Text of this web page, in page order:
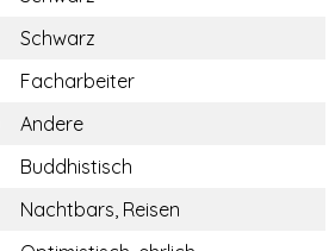
Schwarz
Facharbeiter
Andere
Buddhistisch
Nachtbars, Reisen